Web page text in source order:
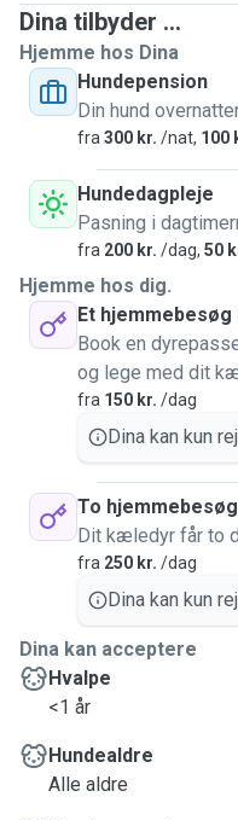
Dina tilbyder ...
Hjemme hos Dina
Hundepension
Din hund
fra 300 kr. /nat, 100
Hundedagpleje
Pasning i
fra 200 kr. /dag, 50
Hjemme hos dig.
Et hjemmebesøg
Book en
og lege med dit
fra 150 kr. /dag
Dina kan kun
To
Dit kæledyr får to
fra 250 kr. /dag
Dina kan kun
Dina kan acceptere
Hvalpe
<1 år
Hundealdre
Alle aldre